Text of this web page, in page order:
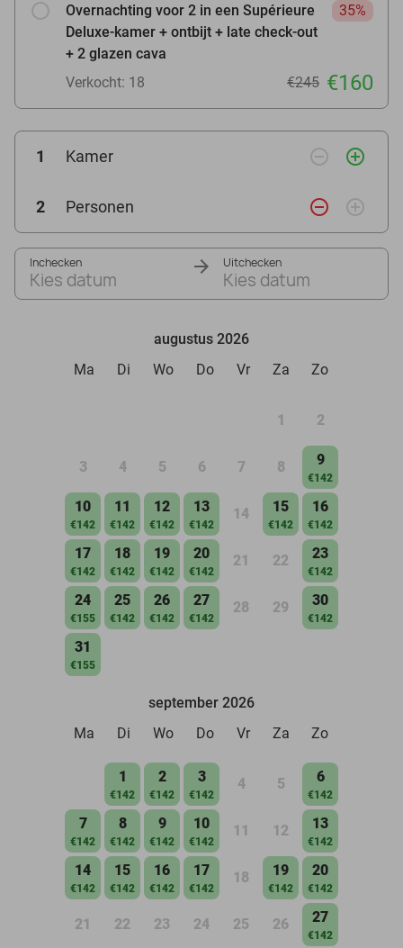
Overnachting voor 2 in een Supérieure
Deluxe-kamer + ontbijt + late check-out
+ 2 glazen cava
35%
Verkocht: 18 €245 €160
1 Kamer remove_circle_outline add_circle_outline
2 Personen remove_circle_outline add_circle_outline
Inchecken
Kies datum
Uitchecken
Kies datum
augustus 2026
Ma
Di Wo Do Vr Za Zo
1 2
3 4 5 6 7 8 9
€142
10
€142
11
€142
12
€142
13
€142
14 15
€142
16
€142
17
€142
18
€142
19
€142
20
€142
21 22 23
€142
24
€155
25
€142
26
€142
27
€142
28 29 30
€142
31
€155
september 2026
Ma
Di Wo Do Vr Za Zo
1
€142
2
€142
3
€142
4 5 6
€142
7
€142
8
€142
9
€142
10
€142
11 12 13
€142
14
€142
15
€142
16
€142
17
€142
18 19
€142
20
€142
21 22 23 24 25 26 27
€142